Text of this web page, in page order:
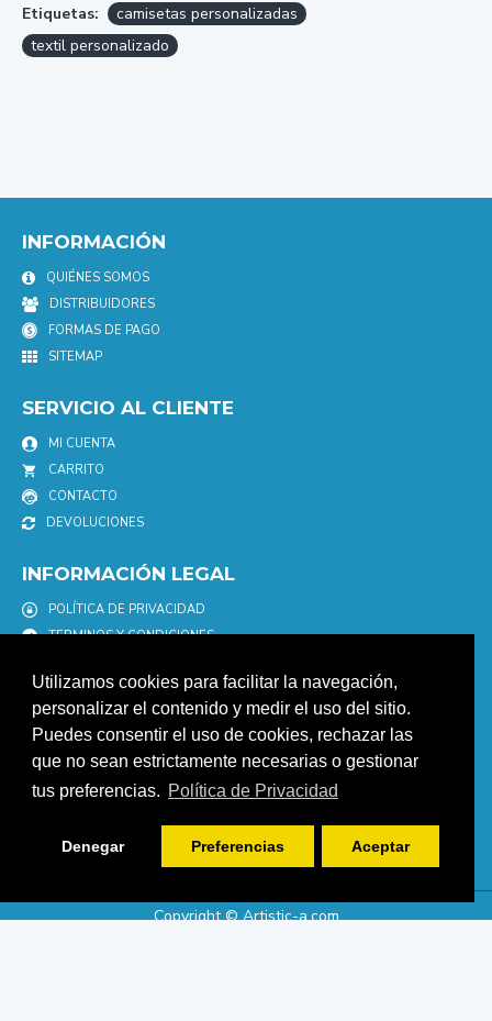
Utilizamos cookies para facilitar la navegación,
personalizar el contenido y medir el uso del sitio.
Puedes consentir el uso de cookies, rechazar las
que no sean estrictamente necesarias o gestionar
tus preferencias. Política de Privacidad
Denegar Preferencias Aceptar
Etiquetas:
camisetas personalizadas
textil personalizado
INFORMACIÓN
QUIÉNES SOMOS
DISTRIBUIDORES
FORMAS DE PAGO
SITEMAP
SERVICIO AL CLIENTE
MI CUENTA
CARRITO
CONTACTO
DEVOLUCIONES
INFORMACIÓN LEGAL
POLÍTICA DE PRIVACIDAD
TERMINOS Y CONDICIONES
AVISO LEGAL
NEWSLETTER
Únete a nuestro newletter para estar informad@ de nuestras
promociones y descuentos.
ENVIAR
Copyright © Artistic-a.com